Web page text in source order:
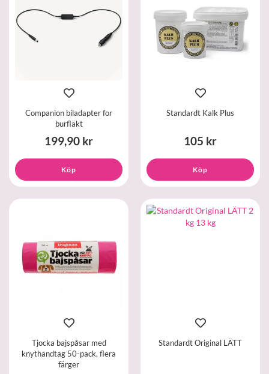
Companion biladapter for
burfläkt
199,90 kr
Köp
Standardt Kalk Plus
105 kr
Köp
Tjocka bajspåsar med
knythandtag 50-pack, flera
färger
Standardt Original LÄTT